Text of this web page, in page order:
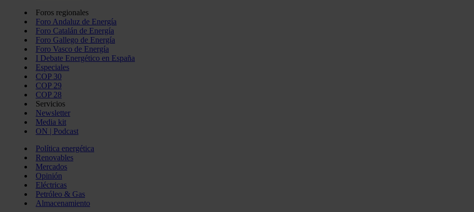
Foros regionales
Foro Andaluz de Energía
Foro Catalán de Energía
Foro Gallego de Energía
Foro Vasco de Energía
I Debate Energético en España
Especiales
COP 30
COP 29
COP 28
Servicios
Newsletter
Media kit
ON | Podcast
Política energética
Renovables
Mercados
Opinión
Eléctricas
Petróleo & Gas
Almacenamiento